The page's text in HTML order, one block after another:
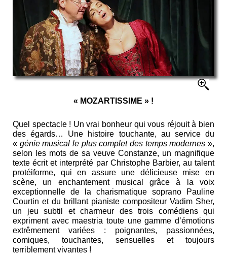
« MOZARTISSIME » !
Quel spectacle ! Un vrai bonheur qui vous réjouit à bien
des égards… Une histoire touchante, au service du
« génie musical le plus complet des temps modernes »,
selon les mots de sa veuve Constanze, un magnifique
texte écrit et interprété par Christophe Barbier, au talent
protéiforme, qui en assure une délicieuse mise en
scène, un enchantement musical grâce à la voix
exceptionnelle de la charismatique soprano Pauline
Courtin et du brillant pianiste compositeur Vadim Sher,
un jeu subtil et charmeur des trois comédiens qui
expriment avec maestria toute une gamme d’émotions
extrêmement variées : poignantes, passionnées,
comiques, touchantes, sensuelles et toujours
terriblement vivantes !